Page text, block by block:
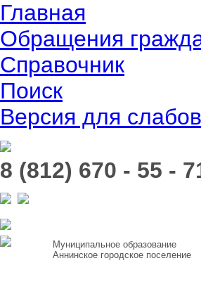
Главная
Обращения
Справочник
Поиск
Версия для
8 (812) 670 - 55 -
Муниципальное образование
Аннинское городское поселение